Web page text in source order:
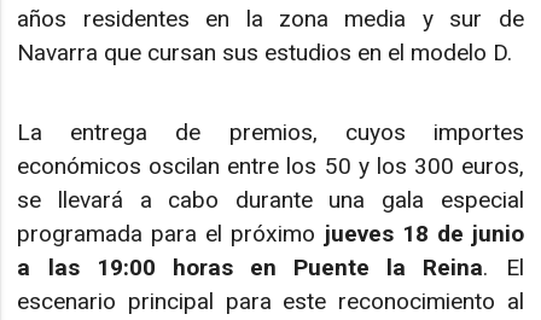
años residentes en la zona media y sur de
Navarra que cursan sus estudios en el modelo D.
La entrega de premios, cuyos importes
económicos oscilan entre los 50 y los 300 euros,
se llevará a cabo durante una gala especial
programada para el próximo jueves 18 de junio
a las 19:00 horas en Puente la Reina. El
escenario principal para este reconocimiento al